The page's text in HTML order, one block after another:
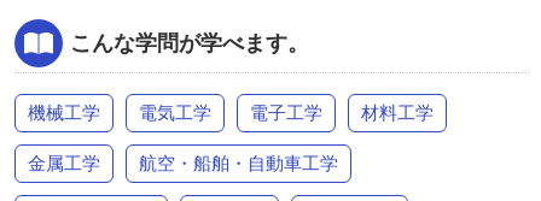
こんな学問が学べます。
機械工学 電気工学 電子工学 材料工学
金属工学 航空・船舶・自動車工学